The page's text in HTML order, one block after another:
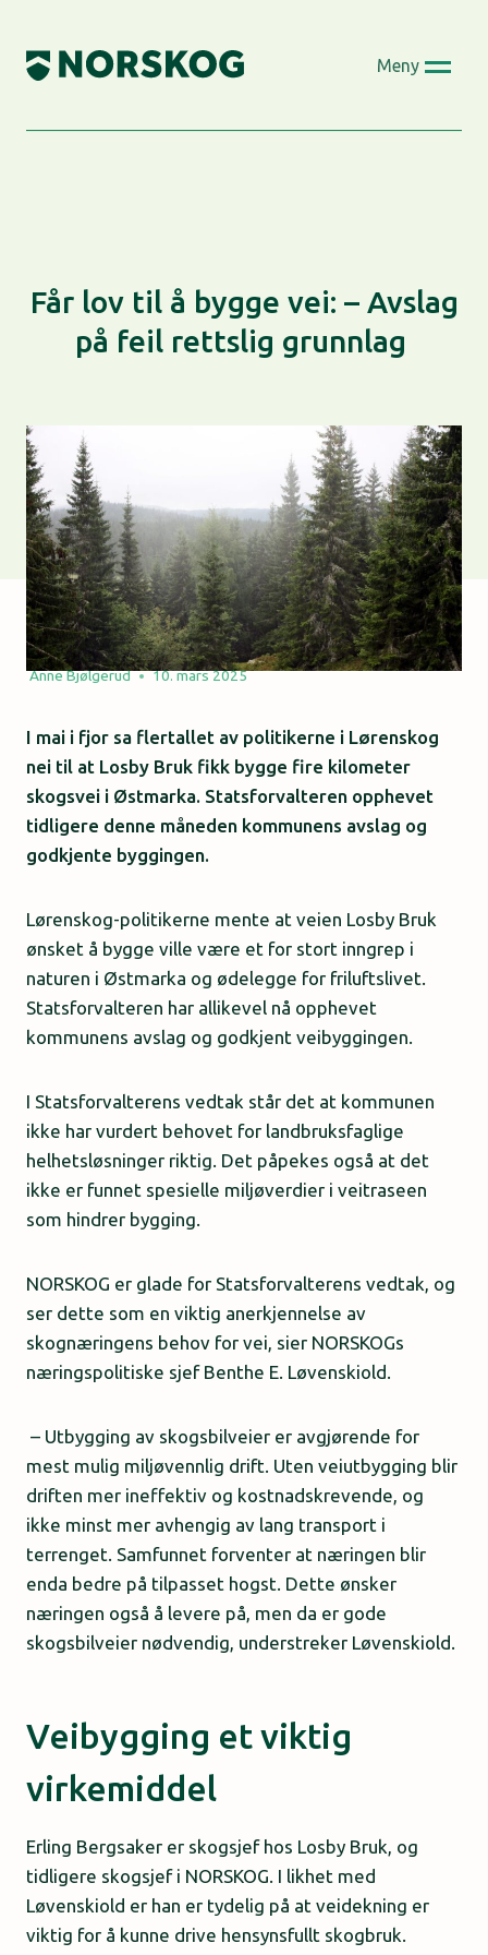
content
Meny
Får lov til å bygge vei: – Avslag
på feil rettslig grunnlag
Anne Bjølgerud 10. mars 2025
I mai i fjor sa flertallet av politikerne i Lørenskog
nei til at Losby Bruk fikk bygge fire kilometer
skogsvei i Østmarka. Statsforvalteren opphevet
tidligere denne måneden kommunens avslag og
godkjente byggingen.
Lørenskog-politikerne mente at veien Losby Bruk
ønsket å bygge ville være et for stort inngrep i
naturen i Østmarka og ødelegge for friluftslivet.
Statsforvalteren har allikevel nå opphevet
kommunens avslag og godkjent veibyggingen.
I Statsforvalterens vedtak står det at kommunen
ikke har vurdert behovet for landbruksfaglige
helhetsløsninger riktig. Det påpekes også at det
ikke er funnet spesielle miljøverdier i veitraseen
som hindrer bygging.
NORSKOG er glade for Statsforvalterens vedtak, og
ser dette som en viktig anerkjennelse av
skognæringens behov for vei, sier NORSKOGs
næringspolitiske sjef Benthe E. Løvenskiold.
– Utbygging av skogsbilveier er avgjørende for
mest mulig miljøvennlig drift. Uten veiutbygging blir
driften mer ineffektiv og kostnadskrevende, og
ikke minst mer avhengig av lang transport i
terrenget. Samfunnet forventer at næringen blir
enda bedre på tilpasset hogst. Dette ønsker
næringen også å levere på, men da er gode
skogsbilveier nødvendig, understreker Løvenskiold.
Veibygging et viktig
virkemiddel
Erling Bergsaker er skogsjef hos Losby Bruk, og
tidligere skogsjef i NORSKOG. I likhet med
Løvenskiold er han er tydelig på at veidekning er
viktig for å kunne drive hensynsfullt skogbruk.